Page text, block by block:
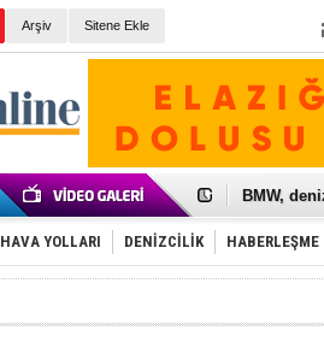
Arşiv Sitene Ekle
Galataport
BMW,
Kiralık
VW'de üst
HAVA YOLLARI DENİZCİLİK HABERLEŞME